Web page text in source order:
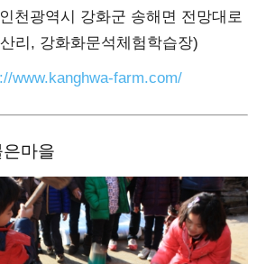
천광역시 강화군 송해면 전망대로
리, 강화화문석체험학습장)
www.kanghwa-farm.com/
마을